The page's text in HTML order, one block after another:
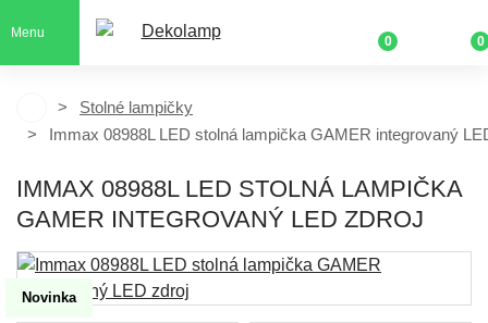
Menu
0 0
Stolné lampičky
Immax 08988L LED stolná lampička GAMER integrovaný
IMMAX 08988L LED STOLNÁ LAMPIČKA
GAMER INTEGROVANÝ LED ZDROJ
Novinka